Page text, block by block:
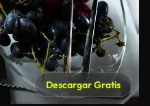
Descargar Gratis